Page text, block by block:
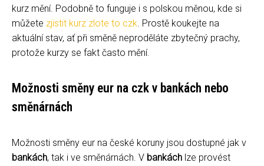
kurz mění. Podobně to funguje i s polskou měnou, kde si
můžete zjistit kurz zlote to czk . Prostě koukejte na
aktuální stav, ať při směně neproděláte zbytečný prachy,
protože kurzy se fakt často mění.
Možnosti směny eur na czk v bankách nebo
směnárnách
Možnosti směny eur na české koruny jsou dostupné jak v
bankách, tak i ve směnárnách. V bankách lze provést